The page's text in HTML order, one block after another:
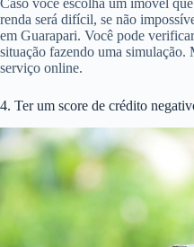
Caso você escolha um imóvel
renda será difícil, se não
em Guarapari. Você pode
situação fazendo uma simulação.
serviço online.
4. Ter um score de crédito